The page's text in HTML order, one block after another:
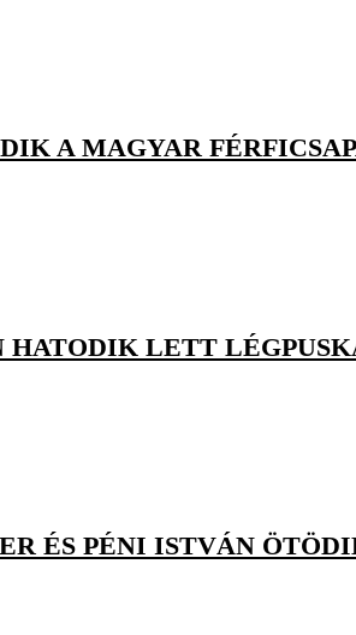
A MAGYAR
HATODIK LETT
ÉS PÉNI ISTVÁN